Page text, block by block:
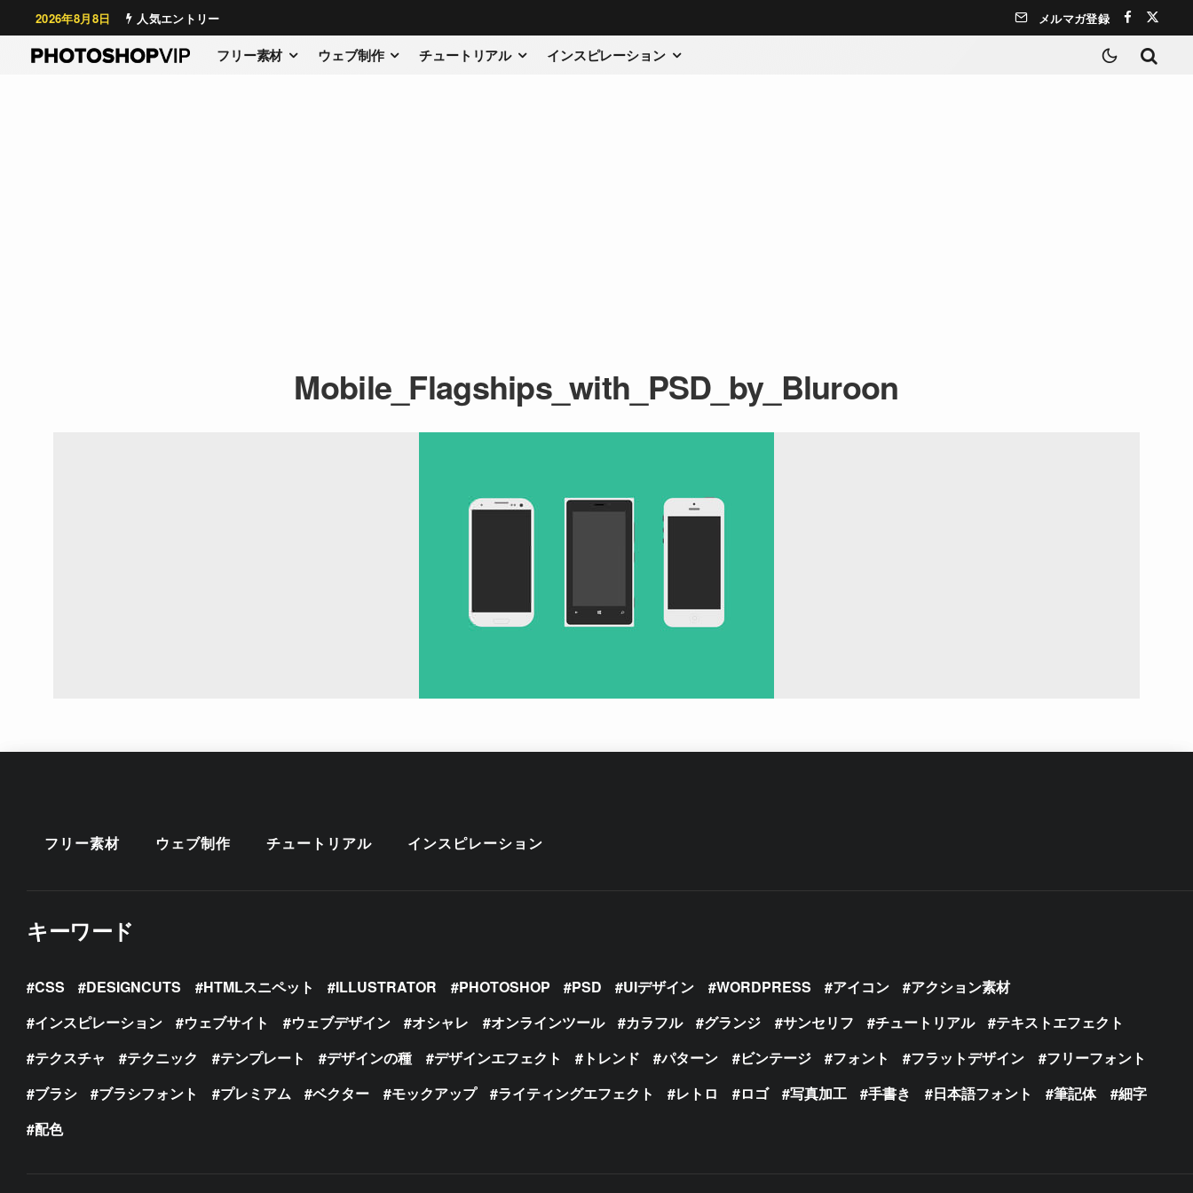
2026年8月8日 人気エントリー メルマガ登録
フリー素材 ウェブ制作 チュートリアル インスピレーション
Mobile_Flagships_with_PSD_by_Bluroon
フリー素材 ウェブ制作 チュートリアル インスピレーション
キーワード
CSS DESIGNCUTS HTMLスニペット ILLUSTRATOR PHOTOSHOP PSD UIデザイン WORDPRESS アイコン
アクション素材
インスピレーション
ウェブサイト ウェブデザイン オシャレ オンラインツール カラフル グランジ サンセリフ チュートリアル
テキストエフェクト
テクスチャ
テクニック テンプレート デザインの種 デザインエフェクト トレンド パターン ビンテージ フォント フラットデザイン
フリーフォント
ブラシ
ブラシフォント プレミアム ベクター モックアップ ライティングエフェクト レトロ ロゴ 写真加工 手書き 日本語フォント 筆記体
細字
配色